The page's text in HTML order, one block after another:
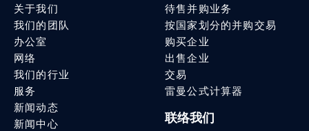
关于我们
我们的团队
办公室
网络
我们的行业
服务
新闻动态
新闻中心
待售并购业务
按国家划分的并购交易
购买企业
出售企业
交易
雷曼公式计算器
联络我们